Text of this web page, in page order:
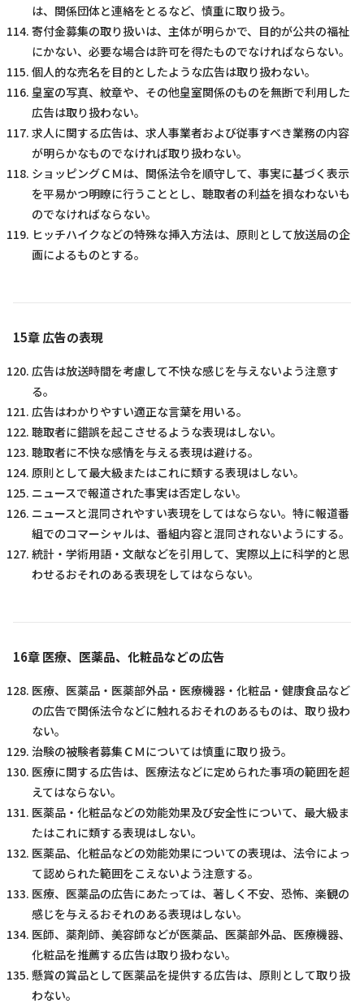
は、関係団体と連絡をとるなど、慎重に取り扱う。
寄付金募集の取り扱いは、主体が明らかで、目的が公共の福祉
にかない、必要な場合は許可を得たものでなければならない。
個人的な売名を目的としたような広告は取り扱わない。
皇室の写真、紋章や、その他皇室関係のものを無断で利用した
広告は取り扱わない。
求人に関する広告は、求人事業者および従事すべき業務の内容
が明らかなものでなければ取り扱わない。
ショッピングＣＭは、関係法令を順守して、事実に基づく表示
を平易かつ明瞭に行うこととし、聴取者の利益を損なわないも
のでなければならない。
ヒッチハイクなどの特殊な挿入方法は、原則として放送局の企
画によるものとする。
15章 広告の表現
広告は放送時間を考慮して不快な感じを与えないよう注意す
る。
広告はわかりやすい適正な言葉を用いる。
聴取者に錯誤を起こさせるような表現はしない。
聴取者に不快な感情を与える表現は避ける。
原則として最大級またはこれに類する表現はしない。
ニュースで報道された事実は否定しない。
ニュースと混同されやすい表現をしてはならない。特に報道番
組でのコマーシャルは、番組内容と混同されないようにする。
統計・学術用語・文献などを引用して、実際以上に科学的と思
わせるおそれのある表現をしてはならない。
16章 医療、医薬品、化粧品などの広告
医療、医薬品・医薬部外品・医療機器・化粧品・健康食品など
の広告で関係法令などに触れるおそれのあるものは、取り扱わ
ない。
治験の被験者募集ＣＭについては慎重に取り扱う。
医療に関する広告は、医療法などに定められた事項の範囲を超
えてはならない。
医薬品・化粧品などの効能効果及び安全性について、最大級ま
たはこれに類する表現はしない。
医薬品、化粧品などの効能効果についての表現は、法令によっ
て認められた範囲をこえないよう注意する。
医療、医薬品の広告にあたっては、著しく不安、恐怖、楽観の
感じを与えるおそれのある表現はしない。
医師、薬剤師、美容師などが医薬品、医薬部外品、医療機器、
化粧品を推薦する広告は取り扱わない。
懸賞の賞品として医薬品を提供する広告は、原則として取り扱
わない。